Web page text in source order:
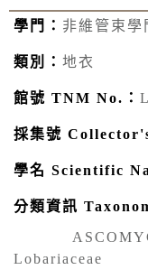
學門： 非維管束學
類別： 地衣
館號 TNM No.：
採集號
學名 Scientific
分類資訊
Lobariaceae